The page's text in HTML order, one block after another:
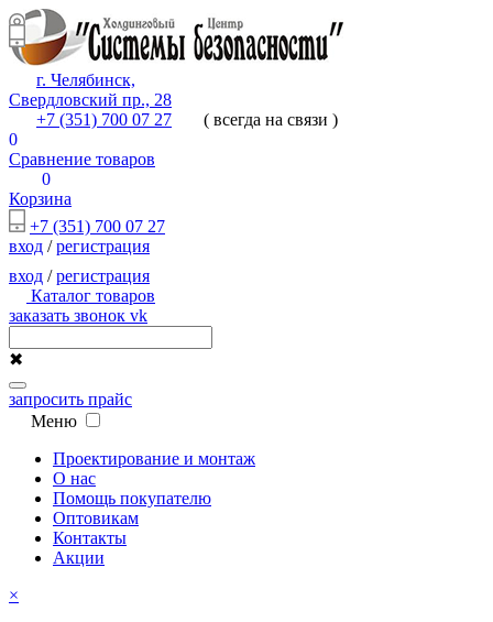
г. Челябинск,
Свердловский пр., 28
+7 (351) 700 07 27
( всегда на связи )
0
Сравнение товаров
0
Корзина
+7 (351) 700 07 27
вход /регистрация
вход /регистрация
Каталог товаров
заказать звонок vk
✖
запросить прайс
Меню
Проектирование и монтаж
О нас
Помощь покупателю
Оптовикам
Контакты
Акции
×